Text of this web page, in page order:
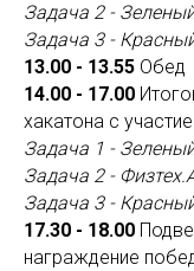
Задача 2 -
Задача 3 -
13.00 - 13.55 Обед
14.00 - 17.00
хакатона с
Задача 1 -
Задача 2 -
Задача 3 -
17.30 - 18.00
награждение